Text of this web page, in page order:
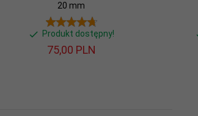
20 mm
Produkt dostępny!
75,00 PLN